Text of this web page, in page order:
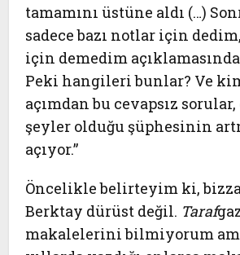
tamamını üstüne aldı (…)
sadece bazı notlar için
için demedim
Peki hangileri bunlar? Ve
açımdan bu cevapsız
şeyler olduğu şüphesinin
açıyor.”
Öncelikle belirteyim ki,
Berktay dürüst değil. Taraf
makalelerini bilmiyorum